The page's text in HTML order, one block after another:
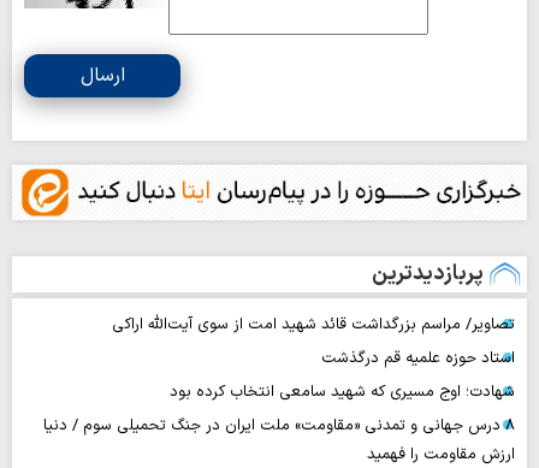
ارسال
پربازدیدترین
تصاویر/ مراسم بزرگداشت قائد شهید امت از سوی آیت‌الله اراکی
استاد حوزه علمیه قم درگذشت
شهادت؛ اوج مسیری که شهید سامعی انتخاب کرده بود
۸ درس جهانی و تمدنی «مقاومت» ملت ایران در جنگ تحمیلی سوم / دنیا
ارزش مقاومت را فهمید